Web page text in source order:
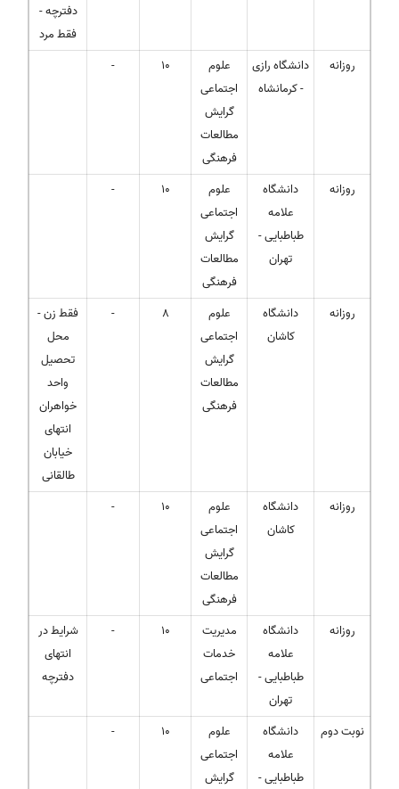
دفترچه -
فقط مرد
روزانه
دانشگاه رازی
- کرمانشاه
علوم
اجتماعی
گرایش
مطالعات
فرهنگی
10
-
روزانه
دانشگاه
علامه
طباطبایی -
تهران
علوم
اجتماعی
گرایش
مطالعات
فرهنگی
10
-
روزانه
دانشگاه
کاشان
علوم
اجتماعی
گرایش
مطالعات
فرهنگی
8
-
فقط زن -
محل
تحصیل
واحد
خواهران
انتهای
خیابان
طالقانی
روزانه
دانشگاه
کاشان
علوم
اجتماعی
گرایش
مطالعات
فرهنگی
10
-
روزانه
دانشگاه
علامه
طباطبایی -
تهران
مدیریت
خدمات
اجتماعی
10
-
شرایط در
انتهای
دفترچه
نوبت دوم
دانشگاه
علامه
طباطبایی -
علوم
اجتماعی
گرایش
10
-